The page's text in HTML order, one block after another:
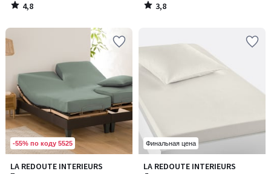
4,8
/
3,8
/
-55% по коду 5525
LA REDOUTE INTERIEURS
3,9
Количество
Финальная цена
LA REDOUTE INTERIEURS
4,3
Количество